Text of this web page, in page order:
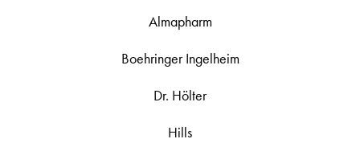
Almapharm
Boehringer Ingelheim
Dr. Hölter
Hills